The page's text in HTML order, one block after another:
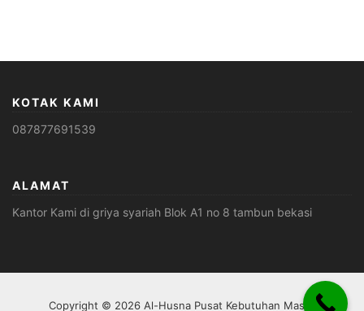
KOTAK KAMI
087877691539
ALAMAT
Kantor Kami di griya syariah Blok A1 no 8 tambun bekasi
Copyright © 2026 Al-Husna Pusat Kebutuhan Masjid